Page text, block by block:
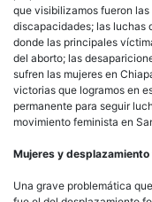
que visibilizamos fueron
discapacidades; las luchas
donde las principales
del aborto; las
sufren las mujeres en
victorias que logramos en
permanente para seguir
movimiento feminista en
Mujeres y
Una grave problemática